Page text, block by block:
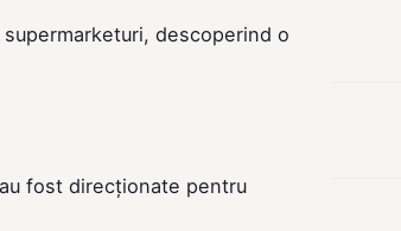
descoperind o
fost direcționate pentru